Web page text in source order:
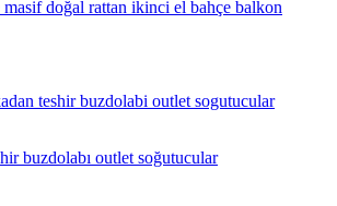
doğal rattan ikinci el bahçe balkon
buzdolabı outlet soğutucular